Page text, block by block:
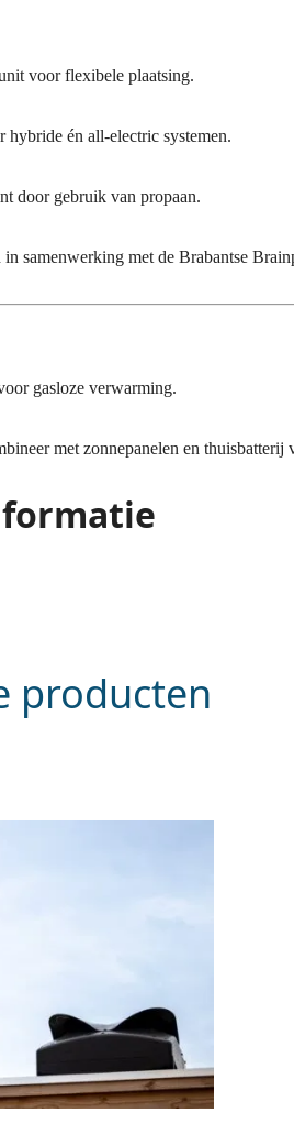
voor flexibele plaatsing.
hybride én all-electric systemen.
door gebruik van propaan.
samenwerking met de Brabantse
gasloze verwarming.
met zonnepanelen en thuisbatterij
producten